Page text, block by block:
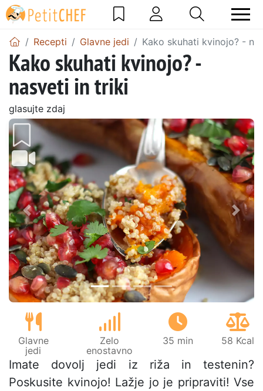
Recepti Glavne jedi Kako skuhati kvinojo? -
Kako skuhati kvinojo? -
nasveti in triki
glasujte zdaj
Prejšnji
Glavne
jedi
Zelo
enostavno
35 min 58 Kcal
Imate dovolj jedi iz riža in testenin?
Poskusite kvinojo! Lažje jo je pripraviti! Vse